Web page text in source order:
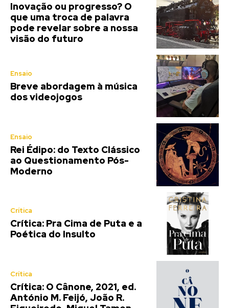
Inovação ou progresso? O
que uma troca de palavra
pode revelar sobre a nossa
visão do futuro
Ensaio
Breve abordagem à música
dos videojogos
Ensaio
Rei Édipo: do Texto Clássico
ao Questionamento Pós-
Moderno
Crítica
Crítica: Pra Cima de Puta e a
Poética do Insulto
Crítica
Crítica: O Cânone, 2021, ed.
António M. Feijó, João R.